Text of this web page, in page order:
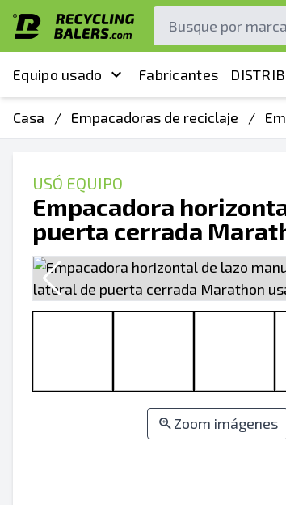
Equipo usado Fabricantes
Casa / Empacadoras de reciclaje /
USÓ EQUIPO
Empacadora
puerta cerrada
Zoom imágenes